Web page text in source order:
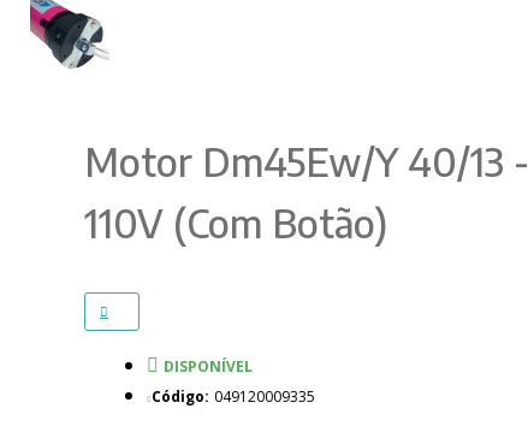
Motor Dm45Ew/Y 40/13 -
110V (Com Botão)
DISPONÍVEL
Código: 049120009335